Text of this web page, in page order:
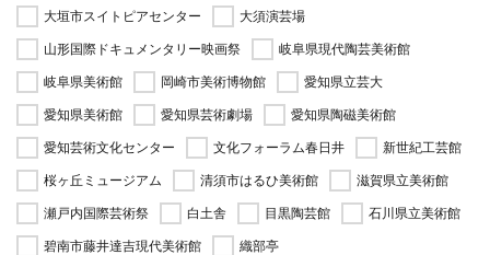
大垣市スイトピアセンター
大須演芸場
山形国際ドキュメンタリー映画祭
岐阜県現代陶芸美術館
岐阜県美術館
岡崎市美術博物館
愛知県立芸大
愛知県美術館
愛知県芸術劇場
愛知県陶磁美術館
愛知芸術文化センター
文化フォーラム春日井
新世紀工芸館
桜ヶ丘ミュージアム
清須市はるひ美術館
滋賀県立美術館
瀬戸内国際芸術祭
白土舎 目黒陶芸館
石川県立美術館
碧南市藤井達吉現代美術館
織部亭